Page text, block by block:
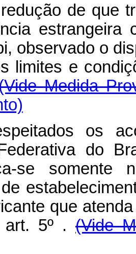
de que
estrangeira
observado o
limites e
Medida
os
do
se somente
que
art. 5º . (Vide